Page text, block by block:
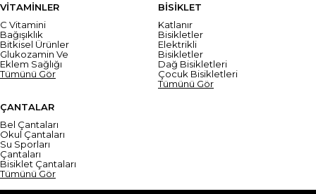
VİTAMİNLER
C Vitamini
Bağışıklık
Bitkisel Ürünler
Glukozamin Ve
Eklem Sağlığı
Tümünü Gör
BİSİKLET
Katlanır
Bisikletler
Elektrikli
Bisikletler
Dağ Bisikletleri
Çocuk Bisikletleri
Tümünü Gör
ÇANTALAR
Bel Çantaları
Okul Çantaları
Su Sporları
Çantaları
Bisiklet Çantaları
Tümünü Gör